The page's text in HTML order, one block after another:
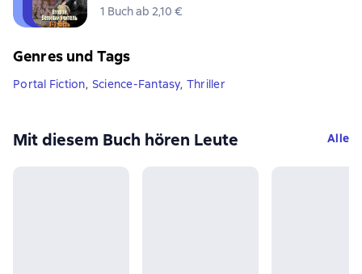
1 Buch ab 2,10 €
Genres und Tags
Portal Fiction, Science-Fantasy, Thriller
Mit diesem Buch hören Leute Alle